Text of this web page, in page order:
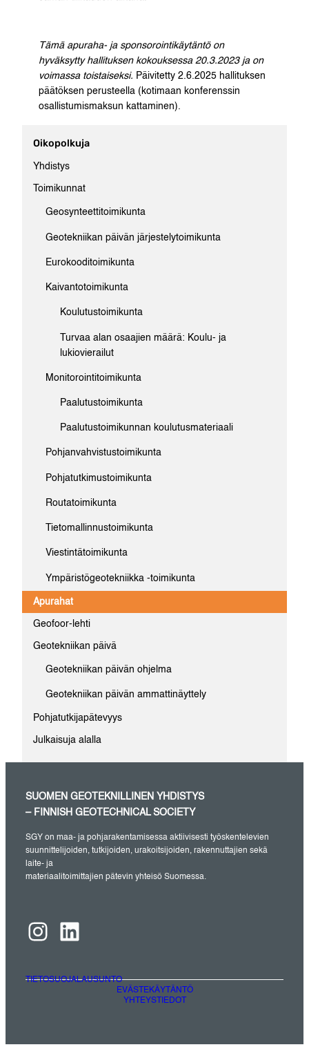
Tämä apuraha- ja sponsorointikäytäntö on
hyväksytty hallituksen kokouksessa 20.3.2023 ja on
voimassa toistaiseksi. Päivitetty 2.6.2025 hallituksen
päätöksen perusteella (kotimaan konferenssin
osallistumismaksun kattaminen).
Oikopolkuja
Yhdistys
Toimikunnat
Geosynteettitoimikunta
Geotekniikan päivän järjestelytoimikunta
Eurokooditoimikunta
Kaivantotoimikunta
Koulutustoimikunta
Turvaa alan osaajien määrä: Koulu- ja
lukiovierailut
Monitorointitoimikunta
Paalutustoimikunta
Paalutustoimikunnan koulutusmateriaali
Pohjanvahvistustoimikunta
Pohjatutkimustoimikunta
Routatoimikunta
Tietomallinnustoimikunta
Viestintätoimikunta
Ympäristögeotekniikka -toimikunta
Apurahat
Geofoor-lehti
Geotekniikan päivä
Geotekniikan päivän ohjelma
Geotekniikan päivän ammattinäyttely
Pohjatutkijapätevyys
Julkaisuja alalla
SUOMEN GEOTEKNILLINEN YHDISTYS
– FINNISH GEOTECHNICAL SOCIETY
SGY on maa- ja pohjarakentamisessa aktiivisesti työskentelevien
suunnittelijoiden, tutkijoiden, urakoitsijoiden, rakennuttajien sekä
laite- ja
materiaalitoimittajien pätevin yhteisö Suomessa.
Instagram LinkedIn
TIETOSUOJALAUSUNTO
EVÄSTEKÄYTÄNTÖ
YHTEYSTIEDOT